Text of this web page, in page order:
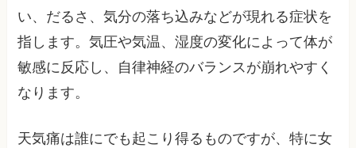
い、だるさ、気分の落ち込みなどが現れる症状を
指します。気圧や気温、湿度の変化によって体が
敏感に反応し、自律神経のバランスが崩れやすく
なります。
天気痛は誰にでも起こり得るものですが、特に女